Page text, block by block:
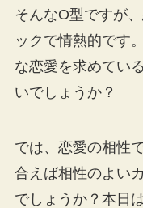
そんなO型ですが
ックで情熱的です
な恋愛を求めてい
いでしょうか？
では、恋愛の相性
合えば相性のよい
でしょうか？本日